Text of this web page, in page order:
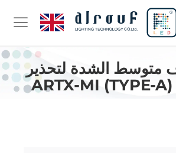
متوسط الشدة لتحذير